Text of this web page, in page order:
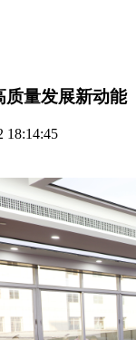
质量发展新动能
18:14:45